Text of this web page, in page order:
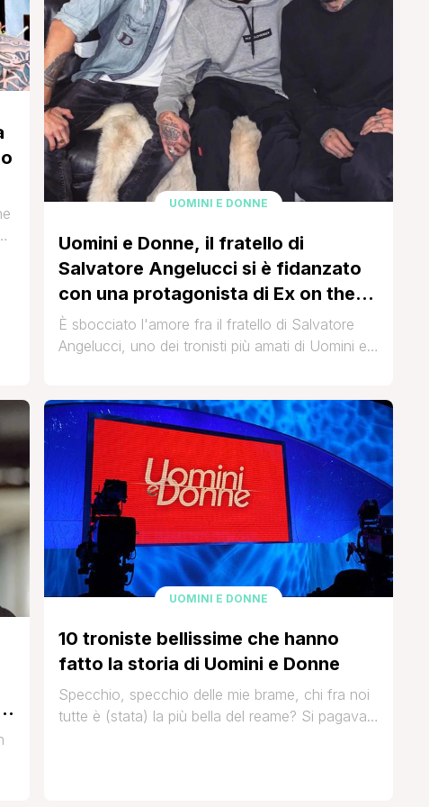
UOMINI E DONNE
Uomini e Donne, il fratello di
Salvatore Angelucci si è fidanzato
con una protagonista di Ex on the
Beach
È sbocciato l'amore fra il fratello di Salvatore
Angelucci, uno dei tronisti più amati di Uomini e
ha visto protagonisti anche l'ex coppia Matteo
Damante e Nikita Pelizon. Stiamo parlando di
Alessandro Angelucci, il fratellino di Christian [']
UOMINI E DONNE
10 troniste bellissime che hanno
fatto la storia di Uomini e Donne
Specchio, specchio delle mie brame, chi fra noi
tutte è (stata) la più bella del reame? Si pagava